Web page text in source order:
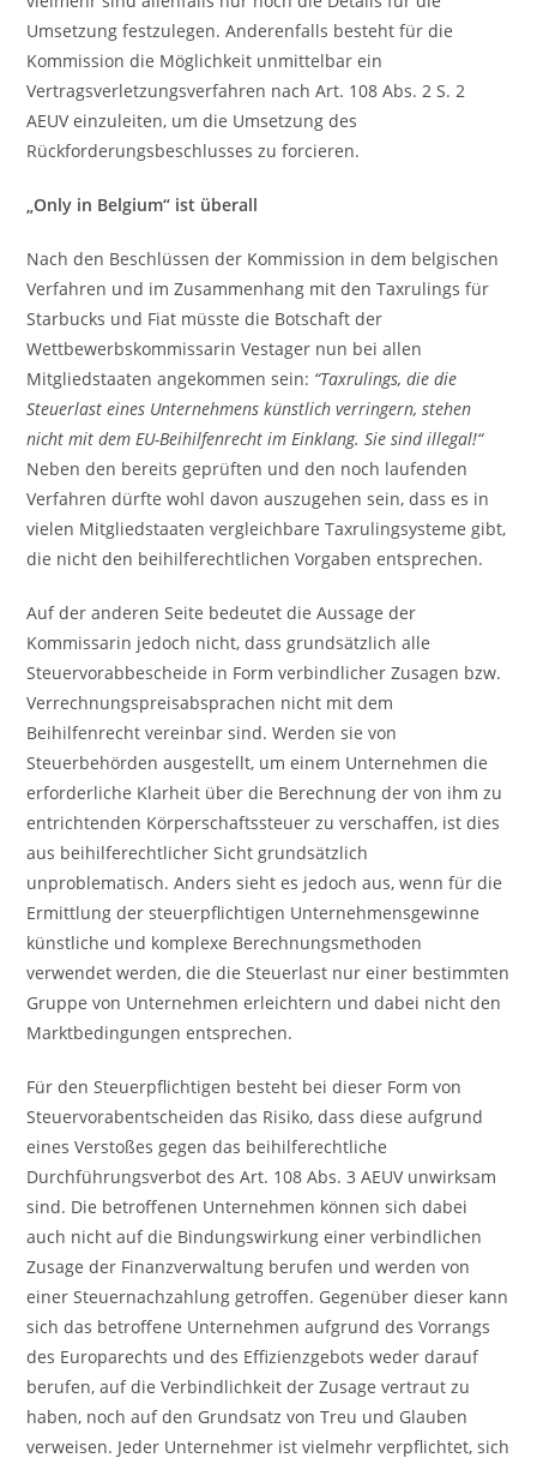
Umsetzung festzulegen. Anderenfalls besteht für die
Kommission die Möglichkeit unmittelbar ein
Vertragsverletzungsverfahren nach Art. 108 Abs. 2 S. 2
AEUV einzuleiten, um die Umsetzung des
Rückforderungsbeschlusses zu forcieren.
„Only in Belgium“ ist überall
Nach den Beschlüssen der Kommission in dem belgischen
Verfahren und im Zusammenhang mit den Taxrulings für
Starbucks und Fiat müsste die Botschaft der
Wettbewerbskommissarin Vestager nun bei allen
Mitgliedstaaten angekommen sein: “Taxrulings, die die
Steuerlast eines Unternehmens künstlich verringern, stehen
nicht mit dem EU-Beihilfenrecht im Einklang. Sie sind illegal!“
Neben den bereits geprüften und den noch laufenden
Verfahren dürfte wohl davon auszugehen sein, dass es in
vielen Mitgliedstaaten vergleichbare Taxrulingsysteme gibt,
die nicht den beihilferechtlichen Vorgaben entsprechen.
Auf der anderen Seite bedeutet die Aussage der
Kommissarin jedoch nicht, dass grundsätzlich alle
Steuervorabbescheide in Form verbindlicher Zusagen bzw.
Verrechnungspreisabsprachen nicht mit dem
Beihilfenrecht vereinbar sind. Werden sie von
Steuerbehörden ausgestellt, um einem Unternehmen die
erforderliche Klarheit über die Berechnung der von ihm zu
entrichtenden Körperschaftssteuer zu verschaffen, ist dies
aus beihilferechtlicher Sicht grundsätzlich
unproblematisch. Anders sieht es jedoch aus, wenn für die
Ermittlung der steuerpflichtigen Unternehmensgewinne
künstliche und komplexe Berechnungsmethoden
verwendet werden, die die Steuerlast nur einer bestimmten
Gruppe von Unternehmen erleichtern und dabei nicht den
Marktbedingungen entsprechen.
Für den Steuerpflichtigen besteht bei dieser Form von
Steuervorabentscheiden das Risiko, dass diese aufgrund
eines Verstoßes gegen das beihilferechtliche
Durchführungsverbot des Art. 108 Abs. 3 AEUV unwirksam
sind. Die betroffenen Unternehmen können sich dabei
auch nicht auf die Bindungswirkung einer verbindlichen
Zusage der Finanzverwaltung berufen und werden von
einer Steuernachzahlung getroffen. Gegenüber dieser kann
sich das betroffene Unternehmen aufgrund des Vorrangs
des Europarechts und des Effizienzgebots weder darauf
berufen, auf die Verbindlichkeit der Zusage vertraut zu
haben, noch auf den Grundsatz von Treu und Glauben
verweisen. Jeder Unternehmer ist vielmehr verpflichtet, sich